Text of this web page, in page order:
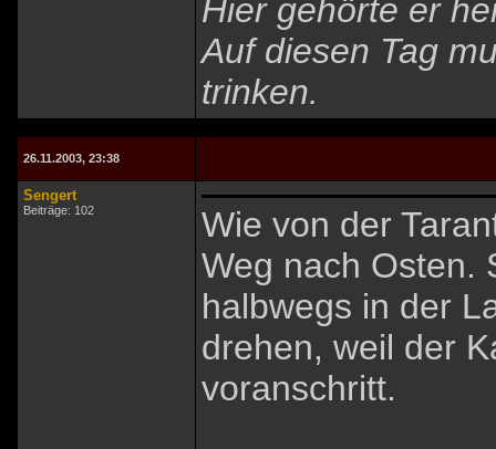
Hier gehörte er
Auf diesen Tag
trinken.
26.11.2003, 23:38
Sengert
Beiträge: 102
Wie von der
Weg nach Osten.
halbwegs in der
drehen, weil der
voranschritt.